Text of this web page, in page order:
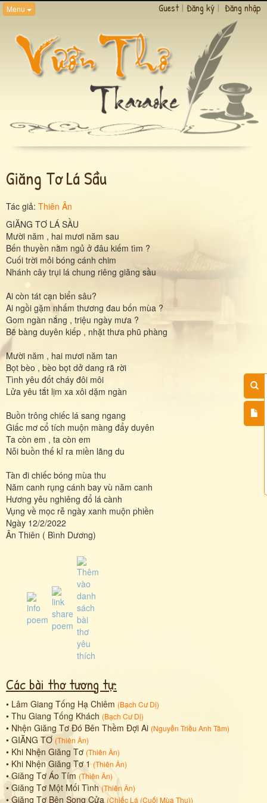
Menu Guest | Đăng ký | Đăng nhập
Giăng Tơ Lá Sầu
Tác giả: Thiên Ân
GIĂNG TƠ LÁ SẦU
Mười năm , hai mươi năm sau
Bến thuyền nằm ngủ ở đâu kiếm tìm ?
Cuối trời mỏi bóng cánh chim
Nhánh cây trụi lá chung riêng giăng sầu
Ai còn tát cạn biển sâu?
Ai ngồi gặm nhấm thương đau bốn mùa ?
Gom ngàn nắng , triệu ngày mưa ?
Bẽ bàng duyên kiếp , nhặt thưa phũ phàng
Mười năm , hai mươi năm tan
Bọt bèo , bèo bọt dở dang rã rời
Tình yêu đốt cháy đôi môi
Lửa yêu tắt lịm xa xôi dặm ngàn
Buồn trông chiếc lá sang ngang
Giấc mơ cổ tích muộn màng đẩy duyên
Ta còn em , ta còn em
Nỗi buồn thế kỉ ra miền lãng du
Tàn đi chiếc bóng mùa thu
Năm canh rụng cánh bay vù năm canh
Hương yêu nghiêng đổ lá cành
Vụng về mọc rễ ngày xanh muộn phiền
Ngày 12/2/2022
Ân Thiên ( Bình Dương)
Các bài thơ tương tự:
• Lâm Giang Tống Hạ Chiêm (Bạch Cư Dị)
• Thu Giang Tống Khách (Bạch Cư Dị)
• Nhện Giăng Tơ Đó Bên Thềm Đợi Ai (Nguyễn Triều Anh Tâm)
• GIĂNG TƠ (Thiên Ân)
• Khi Nhện Giăng Tơ (Thiên Ân)
• Khi Nhện Giăng Tơ 1 (Thiên Ân)
•Giăng Tơ Áo Tím (Thiên Ân)
• Giăng Tơ Một Mối Tình (Thiên Ân)
•Giăng Tơ Bên Song Cửa (Chiếc Lá (Cuối Mùa Thu))